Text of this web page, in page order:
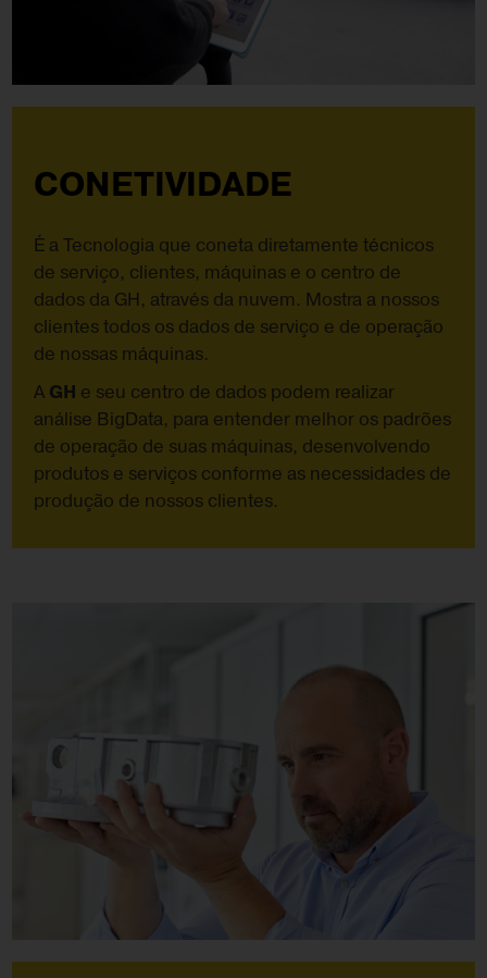
CONETIVIDADE
É a Tecnologia que coneta diretamente técnicos
de serviço, clientes, máquinas e o centro de
dados da GH, através da nuvem. Mostra a nossos
clientes todos os dados de serviço e de operação
de nossas máquinas.
A GH e seu centro de dados podem realizar
análise BigData, para entender melhor os padrões
de operação de suas máquinas, desenvolvendo
produtos e serviços conforme as necessidades de
produção de nossos clientes.